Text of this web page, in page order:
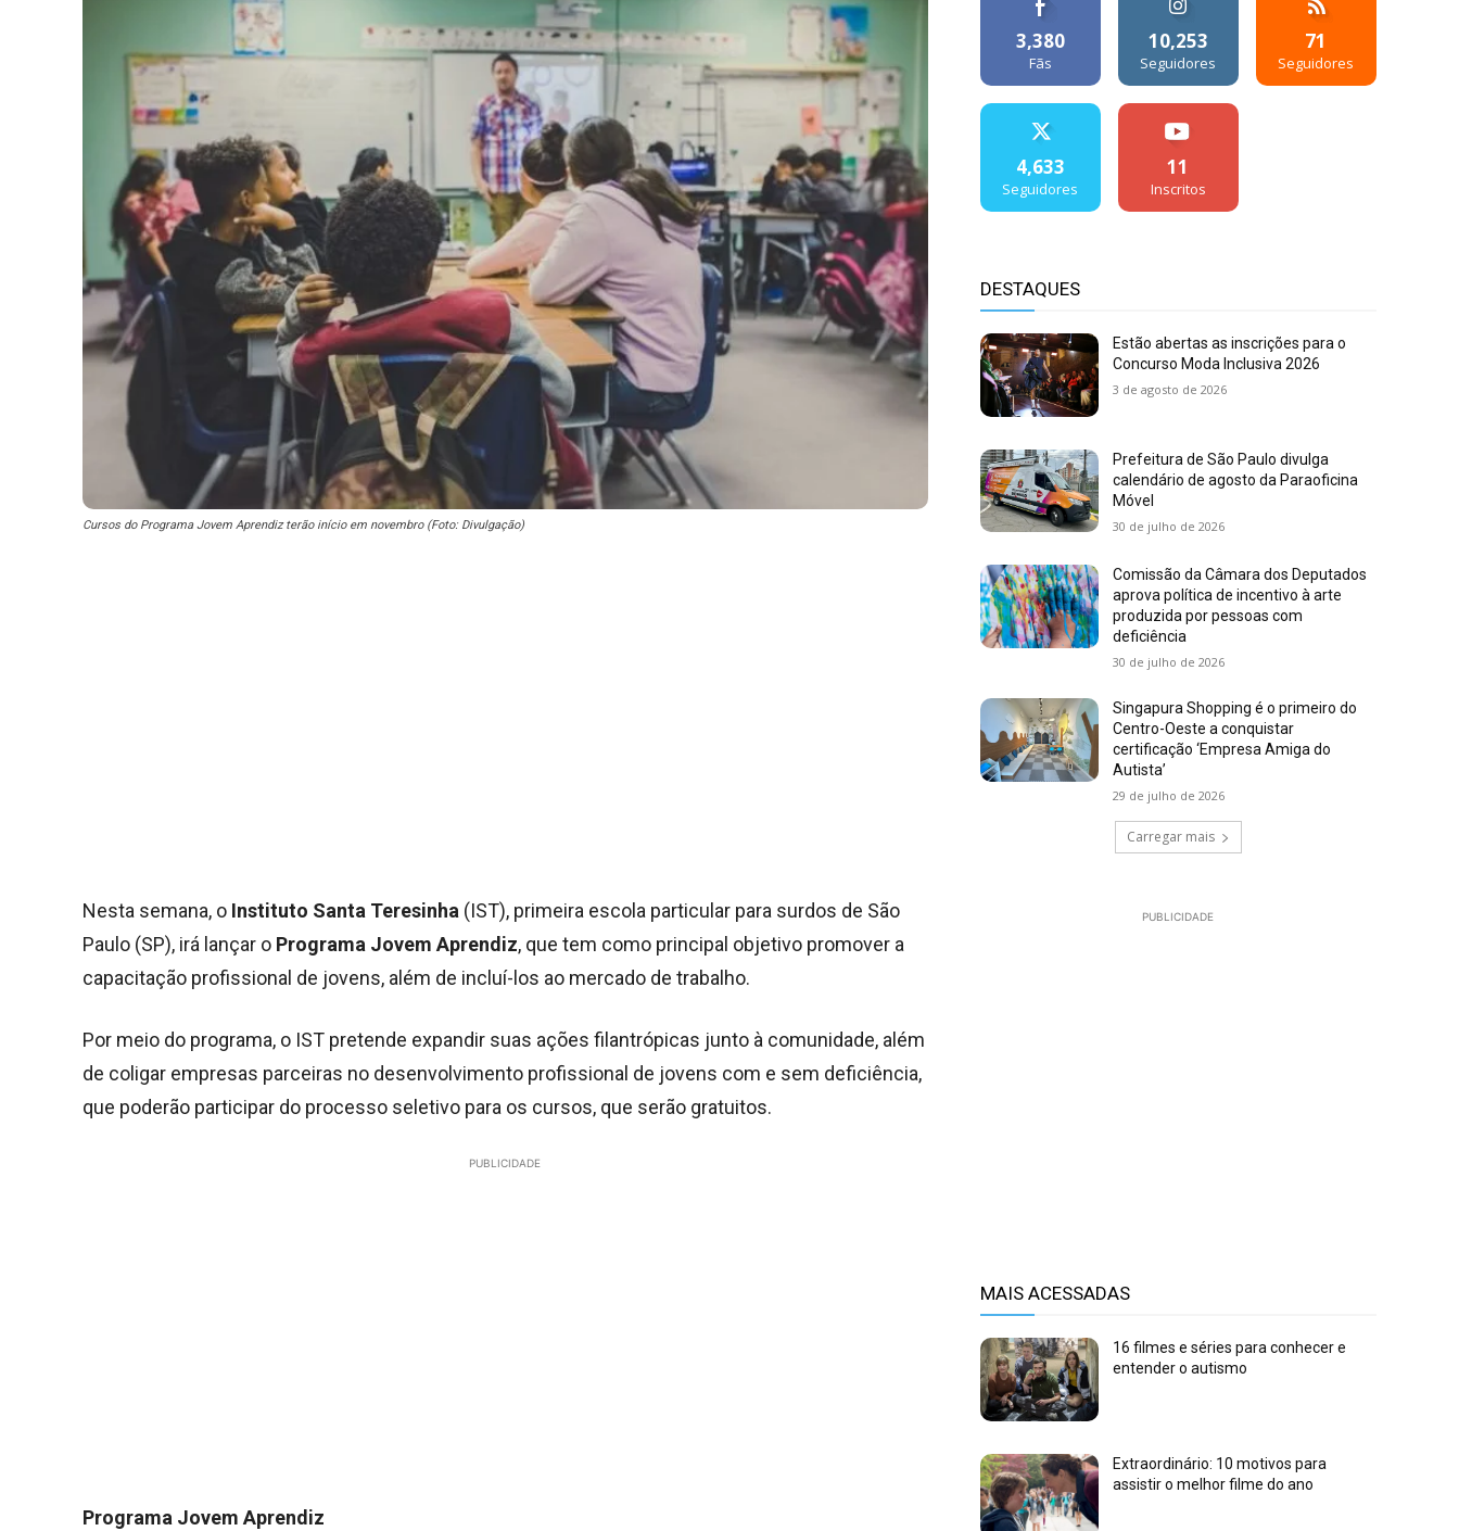
Cursos do Programa Jovem Aprendiz terão início em novembro (Foto: Divulgação)
Nesta semana, o Instituto Santa Teresinha (IST), primeira escola particular para surdos de São
Paulo (SP), irá lançar o Programa Jovem Aprendiz, que tem como principal objetivo promover a
capacitação profissional de jovens, além de incluí-los ao mercado de trabalho.
Por meio do programa, o IST pretende expandir suas ações filantrópicas junto à comunidade, além
de coligar empresas parceiras no desenvolvimento profissional de jovens com e sem deficiência,
que poderão participar do processo seletivo para os cursos, que serão gratuitos.
PUBLICIDADE
Programa Jovem Aprendiz
3,380
Fãs
10,253
Seguidores
71
Seguidores
4,633
Seguidores
11
Inscritos
DESTAQUES
Estão abertas as inscrições para o
Concurso Moda Inclusiva 2026
3 de agosto de 2026
Prefeitura de São Paulo divulga
calendário de agosto da Paraoficina
Móvel
30 de julho de 2026
Comissão da Câmara dos Deputados
aprova política de incentivo à arte
produzida por pessoas com
deficiência
30 de julho de 2026
Singapura Shopping é o primeiro do
Centro-Oeste a conquistar
certificação ‘Empresa Amiga do
Autista’
29 de julho de 2026
Carregar mais
PUBLICIDADE
MAIS ACESSADAS
16 filmes e séries para conhecer e
entender o autismo
Extraordinário: 10 motivos para
assistir o melhor filme do ano